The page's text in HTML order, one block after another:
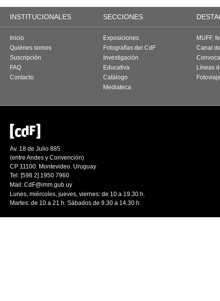
INSTITUCIONALES SECCIONES
Inicio
Quiénes somos
Suscripción
FAQ
Contacto
Exposiciones
Fotografías del CdF
Investigación
Educativa
Catálogo
Mediateca
MUFF,
Canal
Líneas
Av. 18 de Julio 885
(entre Andes y Convención)
CP 11100. Montevideo. Uruguay
Tel: [598 2] 1950 7960
Mail: CdF@imm.gub.uy
Lunes, miércoles, jueves, viernes: de 10 a 19.30 h.
Martes: de 10 a 21 h. Sábados de 9.30 a 14.30 h.